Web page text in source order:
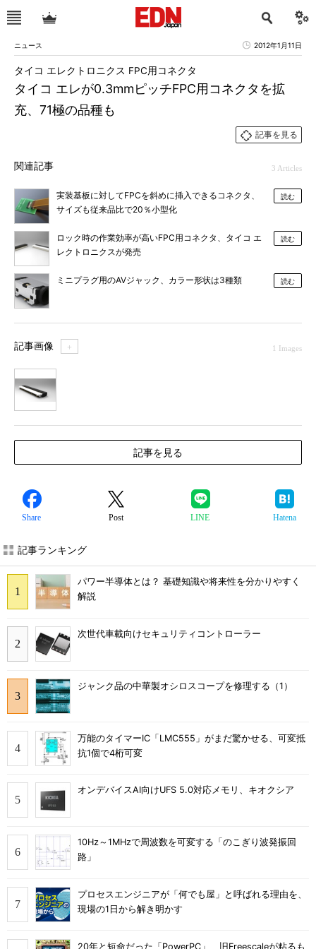
ニュース 2012年1月11日
タイコ エレが0.3mmピッチFPC用コネクタを拡
充、71極の品種も
タイコ エレクトロニクス FPC用コネクタ
記事を見る
関連記事 3 Articles
実装基板に対してFPCを斜めに挿入できるコネクタ、
サイズも従来品比で20％小型化
読む
ロック時の作業効率が高いFPC用コネクタ、タイコ エ
レクトロニクスが発売
読む
ミニプラグ用のAVジャック、カラー形状は3種類 読む
記事画像 ＋ 1 Images
記事を見る
Share Post LINE Hatena
記事ランキング
パワー半導体とは？ 基礎知識や将来性を分かりやすく
解説
次世代車載向けセキュリティコントローラー
ジャンク品の中華製オシロスコープを修理する（1）
万能のタイマーIC「LMC555」がまだ驚かせる、可変抵
抗1個で4桁可変
オンデバイスAI向けUFS 5.0対応メモリ、キオクシア
10Hz～1MHzで周波数を可変する「のこぎり波発振回
路」
プロセスエンジニアが「何でも屋」と呼ばれる理由を、
現場の1日から解き明かす
20年と短命だった「PowerPC」、旧Freescaleが粘るも